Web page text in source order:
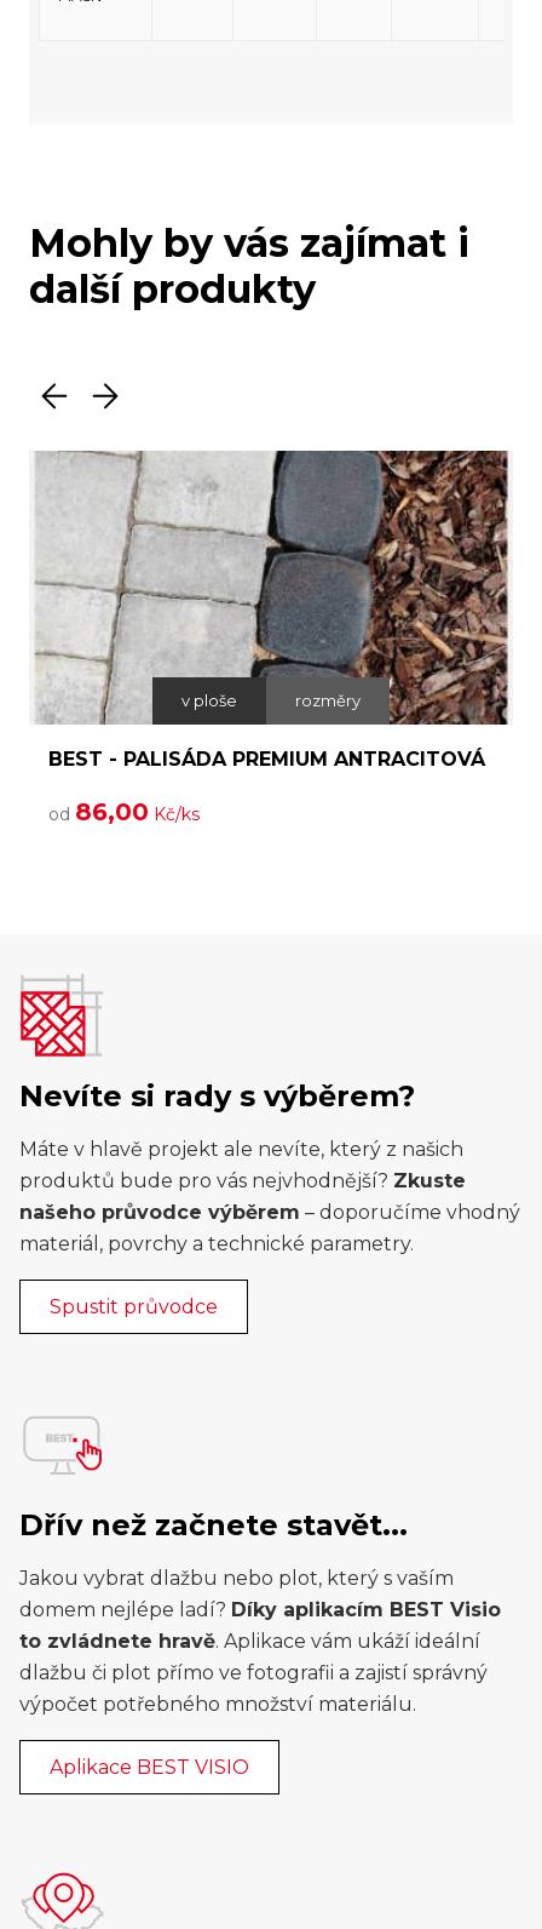
Mohly by vás zajímat i
další produkty
v ploše rozměry
BEST - PALISÁDA PREMIUM ANTRACITOVÁ
od 86,00 Kč/ks
Nevíte si rady s výběrem?
Máte v hlavě projekt ale nevíte, který z našich
produktů bude pro vás nejvhodnější? Zkuste
našeho průvodce výběrem – doporučíme vhodný
materiál, povrchy a technické parametry.
Spustit průvodce
Dřív než začnete stavět...
Jakou vybrat dlažbu nebo plot, který s vaším
domem nejlépe ladí? Díky aplikacím BEST Visio
to zvládnete hravě. Aplikace vám ukáží ideální
dlažbu či plot přímo ve fotografii a zajistí správný
výpočet potřebného množství materiálu.
Aplikace BEST VISIO